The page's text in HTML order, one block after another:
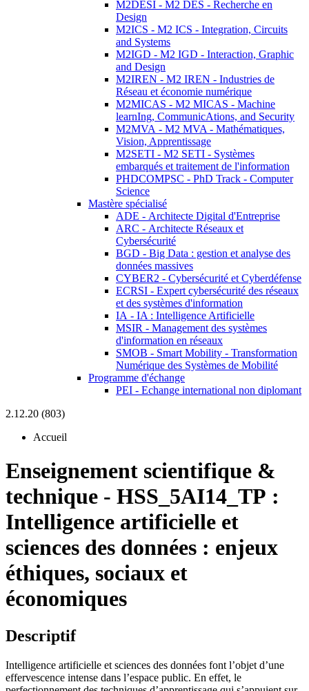
M2DESI - M2 DES - Recherche en
Design
M2ICS - M2 ICS - Integration, Circuits
and Systems
M2IGD - M2 IGD - Interaction, Graphic
and Design
M2IREN - M2 IREN - Industries de
Réseau et économie numérique
M2MICAS - M2 MICAS - Machine
learnIng, CommunicAtions, and Security
M2MVA - M2 MVA - Mathématiques,
Vision, Apprentissage
M2SETI - M2 SETI - Systèmes
embarqués et traitement de l'information
PHDCOMPSC - PhD Track - Computer
Science
Mastère spécialisé
ADE - Architecte Digital d'Entreprise
ARC - Architecte Réseaux et
Cybersécurité
BGD - Big Data : gestion et analyse des
données massives
CYBER2 - Cybersécurité et Cyberdéfense
ECRSI - Expert cybersécurité des réseaux
et des systèmes d'information
IA - IA : Intelligence Artificielle
MSIR - Management des systèmes
d'information en réseaux
SMOB - Smart Mobility - Transformation
Numérique des Systèmes de Mobilité
Programme d'échange
PEI - Echange international non diplomant
2.12.20 (803)
Accueil
Enseignement scientifique &
technique - HSS_5AI14_TP :
Intelligence artificielle et
sciences des données : enjeux
éthiques, sociaux et
économiques
Descriptif
Intelligence artificielle et sciences des données font l’objet d’une
effervescence intense dans l’espace public. En effet, le